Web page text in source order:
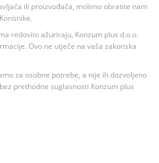
ili proizvođača, molimo obratite nam
redovito ažuriraju, Konzum plus d.o.o.
Ovo ne utječe na vaša zakonska
za osobne potrebe, a nije ih dozvoljeno
prethodne suglasnosti Konzum plus